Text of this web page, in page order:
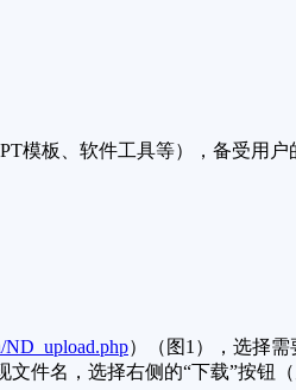
板、软件工具等），备受用户
ND_upload.php）（图1），选择
件名，选择右侧的“下载”按钮（